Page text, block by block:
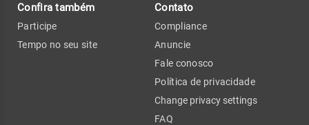
Confira também
Participe
Tempo no seu site
Contato
Compliance
Anuncie
Fale conosco
Política de privacidade
Change privacy settings
FAQ